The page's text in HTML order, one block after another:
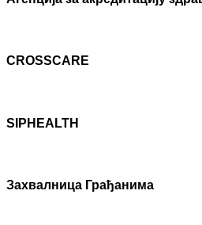
CROSSCARE
SIPHEALTH
Захвалница Грађанима